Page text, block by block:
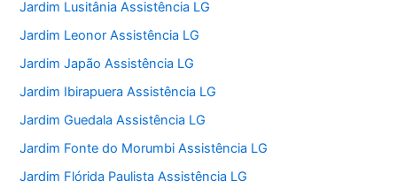
Jardim Lusitânia Assistência LG
Jardim Leonor Assistência LG
Jardim Japão Assistência LG
Jardim Ibirapuera Assistência LG
Jardim Guedala Assistência LG
Jardim Fonte do Morumbi Assistência LG
Jardim Flórida Paulista Assistência LG